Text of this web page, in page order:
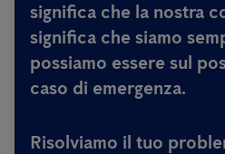
significa che la nostra
significa che siamo
possiamo essere sul
caso di emergenza.
Risolviamo il tuo